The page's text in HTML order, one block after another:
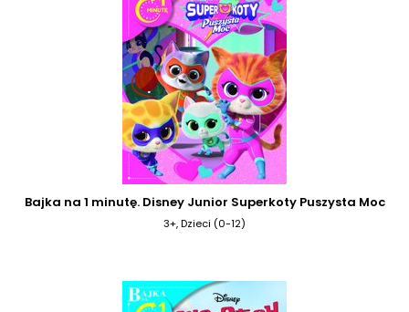
Bajka na 1 minutę. Disney Junior Superkoty Puszysta Moc
3+, Dzieci (0-12)